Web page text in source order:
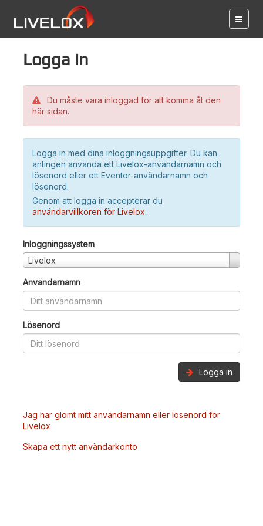
Logga in
Du måste vara inloggad för att komma åt den
här sidan.
Logga in med dina inloggningsuppgifter. Du kan
antingen använda ett Livelox-användarnamn och
lösenord eller ett Eventor-användarnamn och
lösenord.
Genom att logga in accepterar du
användarvillkoren för Livelox.
Inloggningssystem
Livelox
Användarnamn
Lösenord
Logga in
Jag har glömt mitt användarnamn eller lösenord för
Livelox
Skapa ett nytt användarkonto